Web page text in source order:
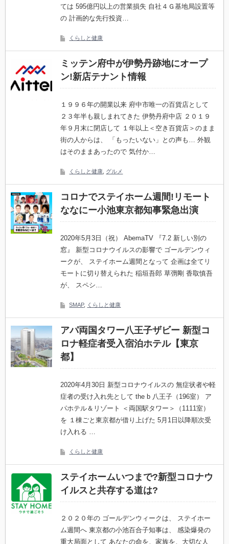
ては 595億円以上の営業損失 自社４Ｇ基地局設置等
の 計画的な先行投資…
くらしと健康
ミッテン府中が伊勢丹跡地にオープ
ン!新店テナント情報
１９９６年の開業以来 府中市唯一の百貨店として
２３年半も親しまれてきた 伊勢丹府中店 ２０１９
年９月末に閉店して １年以上＜空き百貨店＞のまま
街の人からは、 「もったいない」との声も… 外観
はそのままあったので 気付か…
くらしと健康 グルメ
コロナでステイホーム週間!リモート
ななにー小池東京都知事緊急出演
2020年5月3日（祝） AbemaTV 『7.2 新しい別の
窓』 新型コロナウイルスの影響で ゴールデンウィ
ークが、 ステイホーム週間となって 企画は全てリ
モートに切り替えられた 稲垣吾郎 草彅剛 香取慎吾
が、 スペシ…
SMAP, くらしと健康
アパ両国タワー八王子ザビー 新型コ
ロナ軽症者受入宿泊ホテル【東京
都】
2020年4月30日 新型コロナウイルスの 無症状者や軽
症者の受け入れ先として the b 八王子（196室） ア
パホテル＆リゾート ＜両国駅タワー＞（1111室）
を １棟ごと東京都が借り上げた 5月1日以降順次受
け入れる …
くらしと健康
ステイホームいつまで?新型コロナウ
イルスと共存する道は?
２０２０年の ゴールデンウィークは、 ステイホー
ム週間へ 東京都の小池百合子知事は、 感染爆発の
重大局面として あなたの命を、家族を、大切な人